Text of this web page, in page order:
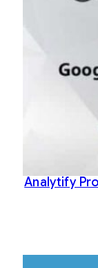
Analytify